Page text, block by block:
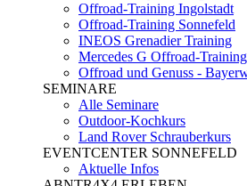
Offroad-Training Ingolstadt
Offroad-Training Sonnefeld
INEOS Grenadier Training
Mercedes G Offroad-Training
Offroad und Genuss -
SEMINARE
Alle Seminare
Outdoor-Kochkurs
Land Rover Schrauberkurs
EVENTCENTER SONNEFELD
Aktuelle Infos